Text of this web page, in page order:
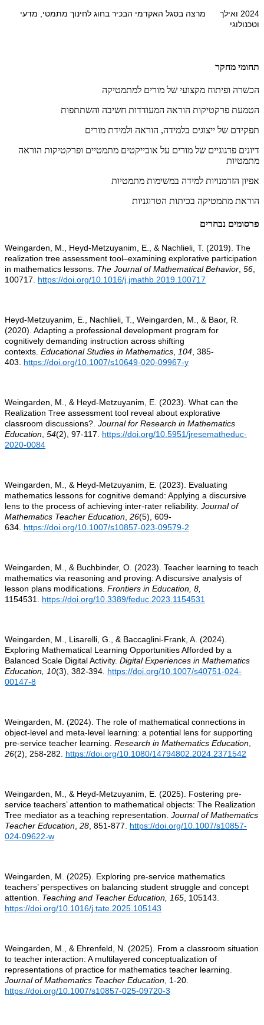
2024 ואילך מרצה בסגל האקדמי הבכיר בחוג לחינוך מתמטי, מדעי
וטכנולוגי
תחומי מחקר
הכשרה ופיתוח מקצועי של מורים למתמטיקה
הטמעת פרקטיקות הוראה המעודדות חשיבה והשתתפות
תפקידם של ייצוגים בלמידה, הוראה ולמידת מורים
דיונים פדגוגיים של מורים על אובייקטים מתמטיים ופרקטיקות הוראה
מתמטיות
אפיון הזדמנויות למידה במשימות מתמטיות
הוראת מתמטיקה בכיתות הטרוגניות
פרסומים נבחרים
Weingarden, M., Heyd-Metzuyanim, E., & Nachlieli, T. (2019). The
realization tree assessment tool–examining explorative participation
in mathematics lessons. The Journal of Mathematical Behavior 56
100717. https://doi.org/10.1016/j.jmathb.2019.100717
Heyd-Metzuyanim, E., Nachlieli, T., Weingarden, M., & Baor, R.
(2020). Adapting a professional development program for
cognitively demanding instruction across shifting
contexts. Educational Studies in Mathematics 104 , 385-
403. https://doi.org/10.1007/s10649-020-09967-y
Weingarden, M., & Heyd-Metzuyanim, E. (2023). What can the
Realization Tree assessment tool reveal about explorative
classroom discussions?. Journal for Research in Mathematics
Education 54(2), 97-117. https://doi.org/10.5951/jresematheduc-
2020-0084
Weingarden, M., & Heyd-Metzuyanim, E. (2023). Evaluating
mathematics lessons for cognitive demand: Applying a discursive
lens to the process of achieving inter-rater reliability. Journal of
Mathematics Teacher Education 26(5), 609-
634. https://doi.org/10.1007/s10857-023-09579-2
Weingarden, M., & Buchbinder, O. (2023). Teacher learning to teach
mathematics via reasoning and proving: A discursive analysis of
lesson plans modifications. Frontiers in Education, 8,
1154531. https://doi.org/10.3389/feduc.2023.1154531
Weingarden, M., Lisarelli, G., & Baccaglini-Frank, A. (2024).
Exploring Mathematical Learning Opportunities Afforded by a
Balanced Scale Digital Activity. Digital Experiences in Mathematics
Education, 10(3), 382-394. https://doi.org/10.1007/s40751-024-
00147-8
Weingarden, M. (2024). The role of mathematical connections in
object-level and meta-level learning: a potential lens for supporting
pre-service teacher learning. Research in Mathematics Education
26(2), 258-282. https://doi.org/10.1080/14794802.2024.2371542
Weingarden, M., & Heyd-Metzuyanim, E. (2025). Fostering pre-
service teachers’ attention to mathematical objects: The Realization
Tree mediator as a teaching representation. Journal of Mathematics
Teacher Education 28 , 851-877. https://doi.org/10.1007/s10857-
024-09622-w
Weingarden, M. (2025). Exploring pre-service mathematics
teachers’ perspectives on balancing student struggle and concept
attention. Teaching and Teacher Education, 165 , 105143.
https://doi.org/10.1016/j.tate.2025.105143
Weingarden, M., & Ehrenfeld, N. (2025). From a classroom situation
to teacher interaction: A multilayered conceptualization of
representations of practice for mathematics teacher learning.
Journal of Mathematics Teacher Education , 1-20.
https://doi.org/10.1007/s10857-025-09720-3